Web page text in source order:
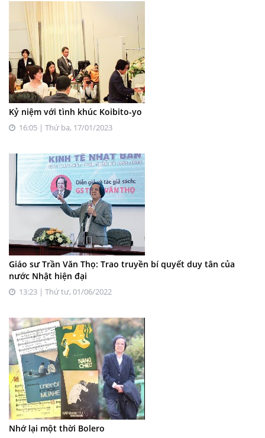
Kỷ niệm với tình khúc Koibito-yo
16:05 | Thứ ba, 17/01/2023
Giáo sư Trần Văn Thọ: Trao truyền bí quyết duy tân của
nước Nhật hiện đại
13:23 | Thứ tư, 01/06/2022
Nhớ lại một thời Bolero